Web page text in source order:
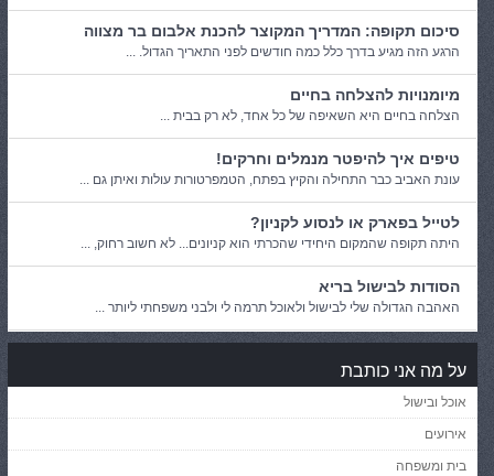
סיכום תקופה: המדריך המקוצר להכנת אלבום בר מצווה
הרגע הזה מגיע בדרך כלל כמה חודשים לפני התאריך הגדול. ...
מיומנויות להצלחה בחיים
הצלחה בחיים היא השאיפה של כל אחד, לא רק בבית ...
טיפים איך להיפטר מנמלים וחרקים!
עונת האביב כבר התחילה והקיץ בפתח, הטמפרטורות עולות ואיתן גם ...
לטייל בפארק או לנסוע לקניון?
היתה תקופה שהמקום היחידי שהכרתי הוא קניונים... לא חשוב רחוק, ...
הסודות לבישול בריא
האהבה הגדולה שלי לבישול ולאוכל תרמה לי ולבני משפחתי ליותר ...
על מה אני כותבת
אוכל ובישול
אירועים
בית ומשפחה